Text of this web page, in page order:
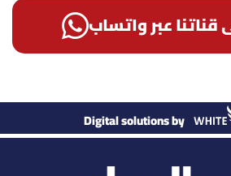
قناتنا عبر واتساب
Digital solutions by